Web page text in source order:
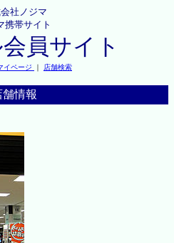
社ノジマ
携帯サイト
員サイト
イページ ｜ 店舗検索
舗情報